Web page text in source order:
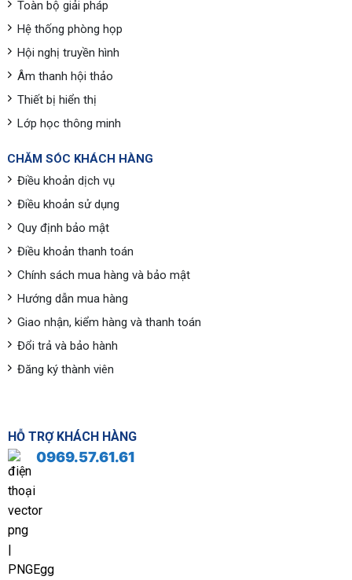
Toàn bộ giải pháp
Hệ thống phòng họp
Hội nghị truyền hình
Âm thanh hội thảo
Thiết bị hiển thị
Lớp học thông minh
CHĂM SÓC KHÁCH HÀNG
Điều khoản dịch vụ
Điều khoản sử dụng
Quy định bảo mật
Điều khoản thanh toán
Chính sách mua hàng và bảo mật
Hướng dẫn mua hàng
Giao nhận, kiểm hàng và thanh toán
Đổi trả và bảo hành
Đăng ký thành viên
HỖ TRỢ KHÁCH HÀNG
0969.57.61.61